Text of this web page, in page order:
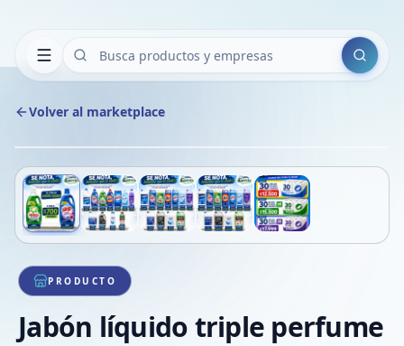
Buscar
Volver al marketplace
1/5
PRODUCTO
Jabón líquido triple perfume